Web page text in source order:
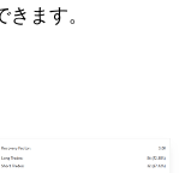
ます。